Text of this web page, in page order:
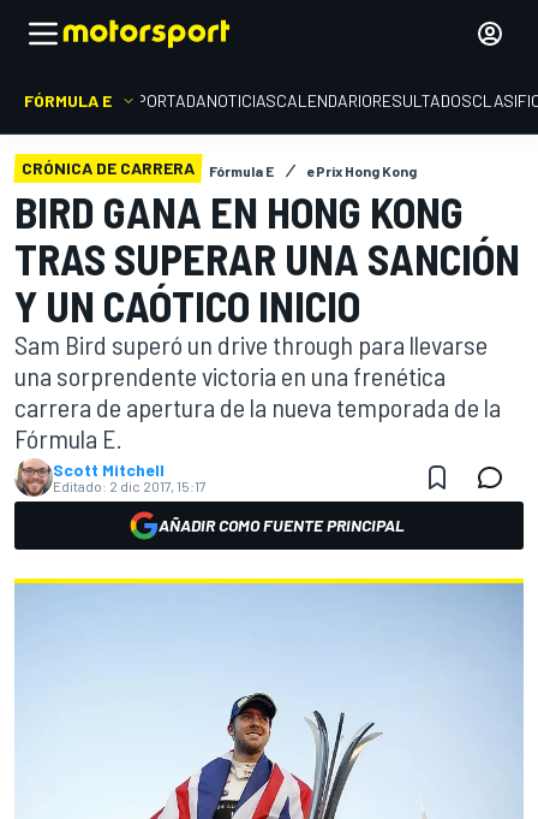
FÓRMULA E PORTADANOTICIASCALENDARIORESULTADOS
CRÓNICA DE CARRERA Fórmula E ePrix Hong Kong
BIRD GANA EN HONG KONG
TRAS SUPERAR UNA SANCIÓN
Y UN CAÓTICO INICIO
Sam Bird superó un drive through para llevarse
una sorprendente victoria en una frenética
carrera de apertura de la nueva temporada de la
Fórmula E.
Scott Mitchell
Editado: 2 dic 2017, 15:17
AÑADIR COMO FUENTE PRINCIPAL